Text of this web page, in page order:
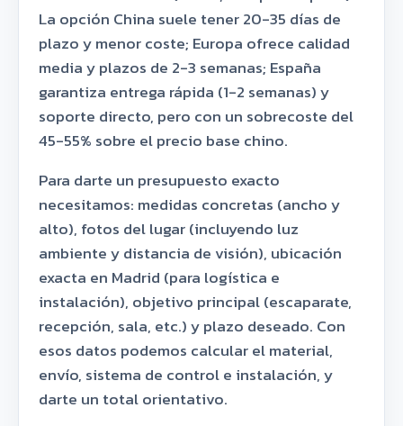
La opción China suele tener 20-35 días de
plazo y menor coste; Europa ofrece calidad
media y plazos de 2-3 semanas; España
garantiza entrega rápida (1-2 semanas) y
soporte directo, pero con un sobrecoste del
45-55% sobre el precio base chino.
Para darte un presupuesto exacto
necesitamos: medidas concretas (ancho y
alto), fotos del lugar (incluyendo luz
ambiente y distancia de visión), ubicación
exacta en Madrid (para logística e
instalación), objetivo principal (escaparate,
recepción, sala, etc.) y plazo deseado. Con
esos datos podemos calcular el material,
envío, sistema de control e instalación, y
darte un total orientativo.